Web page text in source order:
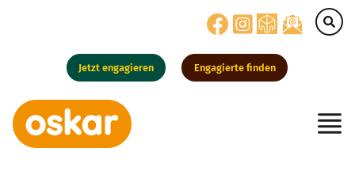
Jetzt engagieren Engagierte finden
Hauptnavigation